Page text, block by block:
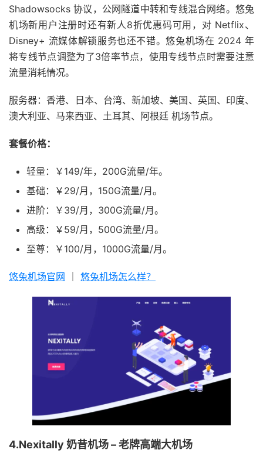
Shadowsocks 协议，公网隧道中转和专线混合网络。悠兔
机场新用户注册时还有新人8折优惠码可用，对 Netflix、
Disney+ 流媒体解锁服务也还不错。悠兔机场在 2024 年
将专线节点调整为了3倍率节点，使用专线节点时需要注意
流量消耗情况。
服务器：香港、日本、台湾、新加坡、美国、英国、印度、
澳大利亚、马来西亚、土耳其、阿根廷 机场节点。
套餐价格：
轻量：￥149/年，200G流量/年。
基础：￥29/月，150G流量/月。
进阶：￥39/月，300G流量/月。
高级：￥59/月，500G流量/月。
至尊：￥100/月，1000G流量/月。
悠兔机场官网 悠兔机场怎么样？
4.Nexitally 奶昔机场 – 老牌高端大机场